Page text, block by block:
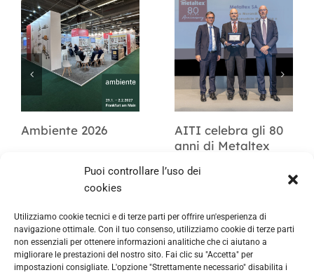
Puoi controllare l’uso dei
cookies
Utilizziamo cookie tecnici e di terze parti per offrire un'esperienza di
navigazione ottimale. Con il tuo consenso, utilizziamo cookie di terze parti
non essenziali per ottenere informazioni analitiche che ci aiutano a
migliorare le prestazioni del nostro sito. Fai clic su "Accetta" per
impostazioni consigliate. L'opzione "Strettamente necessario" disabilita i
Ambiente 2026
AITI celebra gli 80
anni di Metaltex